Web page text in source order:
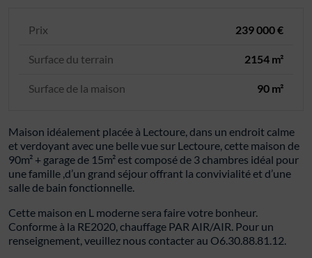
Prix 239 000 €
Surface du terrain 2154 m²
Surface de la maison 90 m²
Maison idéalement placée à Lectoure, dans un endroit calme
et verdoyant avec une belle vue sur Lectoure, cette maison de
90m² + garage de 15m² est composé de 3 chambres idéal pour
une famille ,d’un grand séjour offrant la convivialité et d’une
salle de bain fonctionnelle.
Cette maison en L moderne sera faire votre bonheur.
Conforme à la RE2020, chauffage PAR AIR/AIR. Pour un
renseignement, veuillez nous contacter au O6.30.88.81.12.